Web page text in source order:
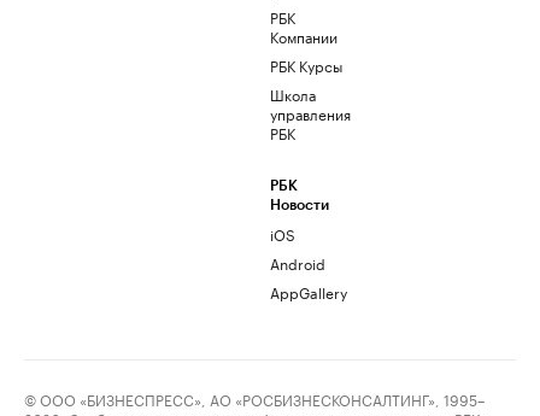
РБК
Компании
РБК Курсы
Школа
управления
РБК
РБК
Новости
iOS
Android
AppGallery
© ООО «БИЗНЕСПРЕСС», АО «РОСБИЗНЕСКОНСАЛТИНГ», 1995–